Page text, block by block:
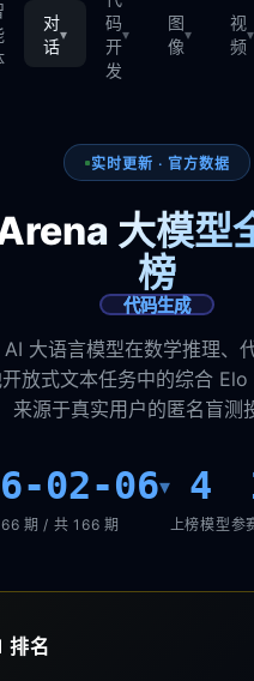
对
话
▾
码
开
发
▾
图
像
▾
视
频
▾
实时更新 · 官方数据
大模型
榜
代码生成
大语言模型在数学推理、
放式文本任务中的综合
来源于真实用户的匿名盲测
02-06▾
期 / 共 166 期
4
上榜模型参
排名